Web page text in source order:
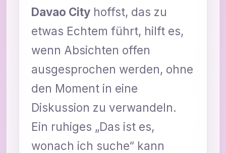
Davao City hoffst, das zu
etwas Echtem führt, hilft es,
wenn Absichten offen
ausgesprochen werden, ohne
den Moment in eine
Diskussion zu verwandeln.
Ein ruhiges „Das ist es,
wonach ich suche“ kann